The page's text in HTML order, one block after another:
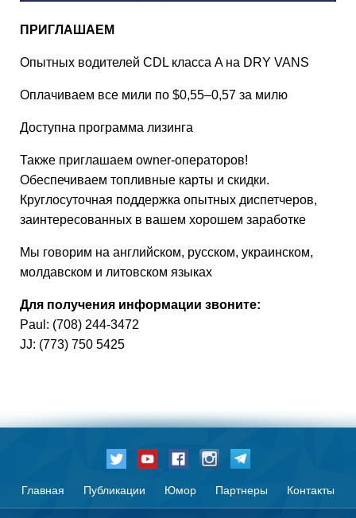
ПРИГЛАШАЕМ
Опытных водителей CDL класса A на DRY VANS
Оплачиваем все мили по $0,55–0,57 за милю
Доступна программа лизинга
Также приглашаем owner-операторов!
Обеспечиваем топливные карты и скидки.
Круглосуточная поддержка опытных диспетчеров,
заинтересованных в вашем хорошем заработке
Мы говорим на английском, русском, украинском,
молдавском и литовском языках
Для получения информации звоните:
Paul: (708) 244-3472
JJ: (773) 750 5425
Главная Публикации Юмор Партнеры Контакты